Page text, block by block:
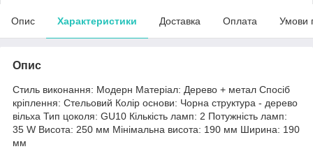
Опис Характеристики Доставка Оплата Умови
Опис
Стиль виконання: Модерн Матеріал: Дерево + метал Спосіб
кріплення: Стельовий Колір основи: Чорна структура - дерево
вільха Тип цоколя: GU10 Кількість ламп: 2 Потужність ламп:
35 W Висота: 250 мм Мінімальна висота: 190 мм Ширина: 190
мм